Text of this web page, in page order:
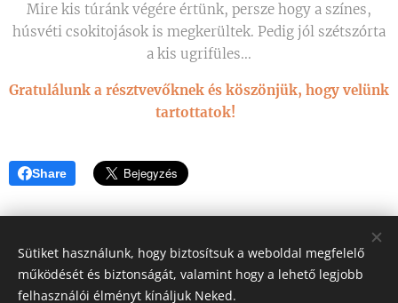
Mire kis túránk végére értünk, persze hogy a színes,
húsvéti csokitojások is megkerültek. Pedig jól szétszórta
a kis ugrifüles...
Gratulálunk a résztvevőknek és köszönjük, hogy velünk
tartottatok!
Share
Sütiket használunk, hogy biztosítsuk a weboldal megfelelő
működését és biztonságát, valamint hogy a lehető legjobb
felhasználói élményt kínáljuk Neked.